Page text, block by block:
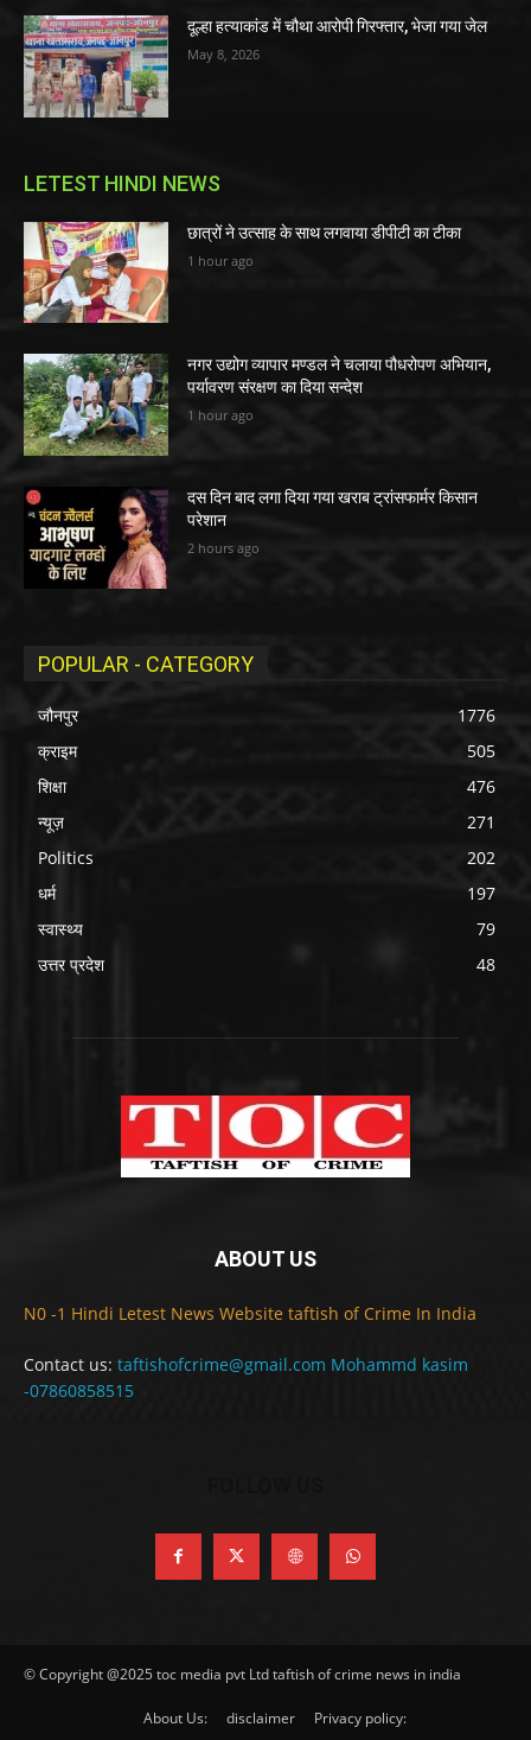
दूल्हा हत्याकांड में चौथा आरोपी गिरफ्तार, भेजा गया जेल
May 8, 2026
LETEST HINDI NEWS
छात्रों ने उत्साह के साथ लगवाया डीपीटी का टीका
1 hour ago
नगर उद्योग व्यापार मण्डल ने चलाया पौधरोपण अभियान,
पर्यावरण संरक्षण का दिया सन्देश
1 hour ago
दस दिन बाद लगा दिया गया खराब ट्रांसफार्मर किसान
परेशान
2 hours ago
POPULAR - CATEGORY
जौनपुर
1776
क्राइम
505
शिक्षा
476
न्यूज़
271
Politics
202
धर्म
197
स्वास्थ्य
79
उत्तर प्रदेश
48
ABOUT US
N0 -1 Hindi Letest News Website taftish of Crime In India
Contact us: taftishofcrime@gmail.com Mohammd kasim
-07860858515
© Copyright @2025 toc media pvt Ltd taftish of crime news in india
About Us: disclaimer Privacy policy: